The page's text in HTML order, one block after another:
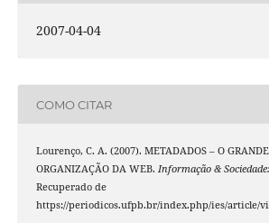
2007-04-04
COMO CITAR
Lourenço, C. A. (2007). METADADOS – O
ORGANIZAÇÃO DA WEB. Informação &
Recuperado de
https://periodicos.ufpb.br/index.php/ies/article/